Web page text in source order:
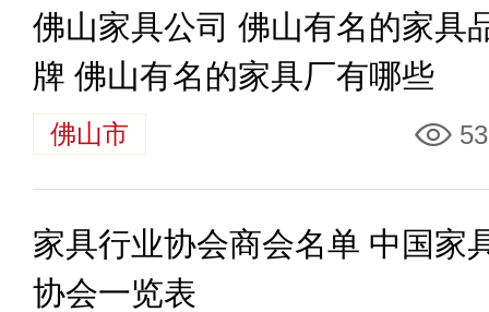
佛山家具公司 佛山有名的家具
牌 佛山有名的家具厂有哪些
佛山市
家具行业协会商会名单 中国家
协会一览表